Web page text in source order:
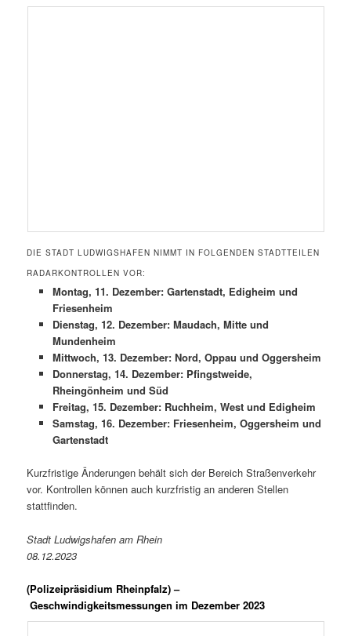
DIE STADT LUDWIGSHAFEN NIMMT IN FOLGENDEN STADTTEILEN
RADARKONTROLLEN VOR:
Montag, 11. Dezember: Gartenstadt, Edigheim und
Friesenheim
Dienstag, 12. Dezember: Maudach, Mitte und
Mundenheim
Mittwoch, 13. Dezember: Nord, Oppau und Oggersheim
Donnerstag, 14. Dezember: Pfingstweide,
Rheingönheim und Süd
Freitag, 15. Dezember: Ruchheim, West und Edigheim
Samstag, 16. Dezember: Friesenheim, Oggersheim und
Gartenstadt
Kurzfristige Änderungen behält sich der Bereich Straßenverkehr
vor. Kontrollen können auch kurzfristig an anderen Stellen
stattfinden.
Stadt Ludwigshafen am Rhein
08.12.2023
(Polizeipräsidium Rheinpfalz) –
Geschwindigkeitsmessungen im Dezember 2023